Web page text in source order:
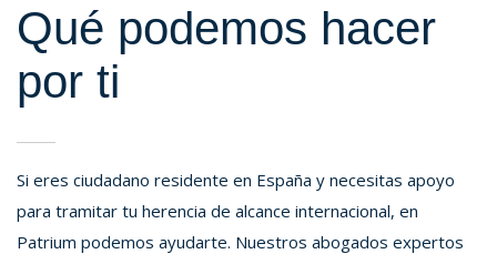
Qué podemos hacer
por ti
Si eres ciudadano residente en España y necesitas apoyo
para tramitar tu herencia de alcance internacional, en
Patrium podemos ayudarte. Nuestros abogados expertos